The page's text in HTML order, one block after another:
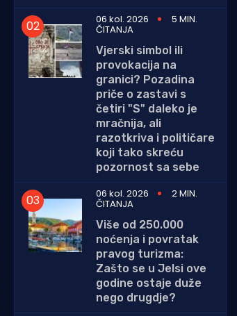
06 kol. 2026
5 MIN.
ČITANJA
Vjerski simbol ili
provokacija na
granici? Pozadina
priče o zastavi s
četiri "S" daleko je
mračnija, ali
razotkriva i političare
koji tako skreću
pozornost sa sebe
06 kol. 2026
2 MIN.
ČITANJA
Više od 250.000
noćenja i povratak
pravog turizma:
Zašto se u Jelsi ove
godine ostaje duže
nego drugdje?